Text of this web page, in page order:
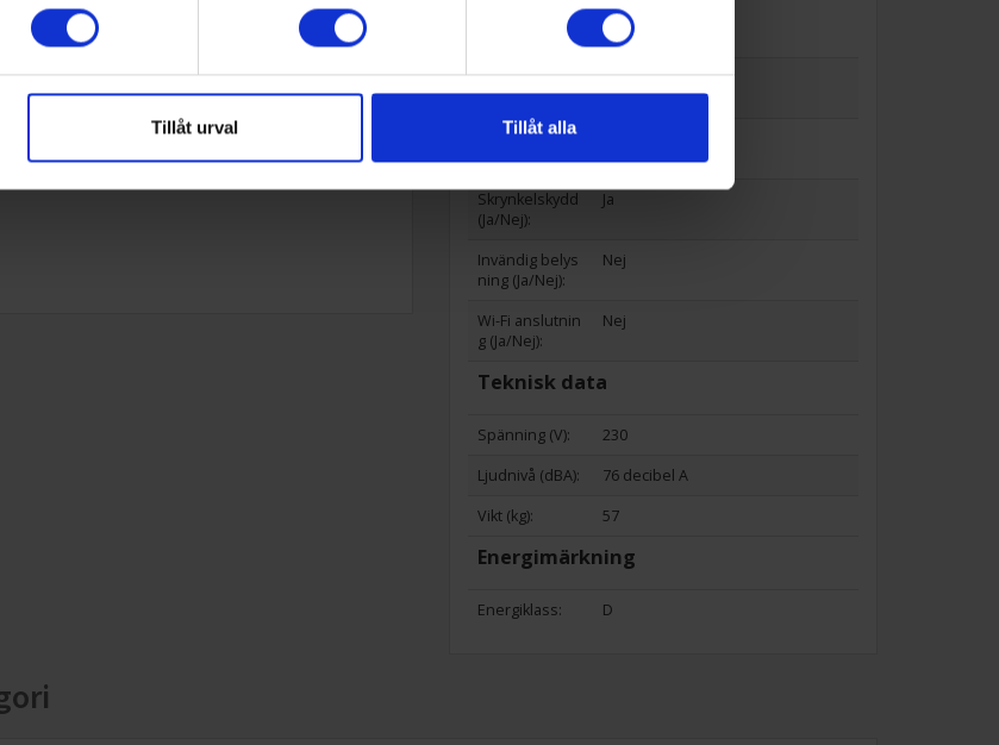
Tillåt urval Tillåt alla
Ångfunktion (J
Nej
Display (Ja/Ne
j):
Ja
Sensorstyrd (J
a/Nej):
Skrynkelskydd
(Ja/Nej):
Ja
Invändig belys
ning (Ja/Nej):
Nej
Wi-Fi anslutnin
g (Ja/Nej):
Nej
Teknisk data
Spänning (V):
230
Ljudnivå (dBA):
76 decibel A
Vikt (kg):
57
Energimärkning
Energiklass: D